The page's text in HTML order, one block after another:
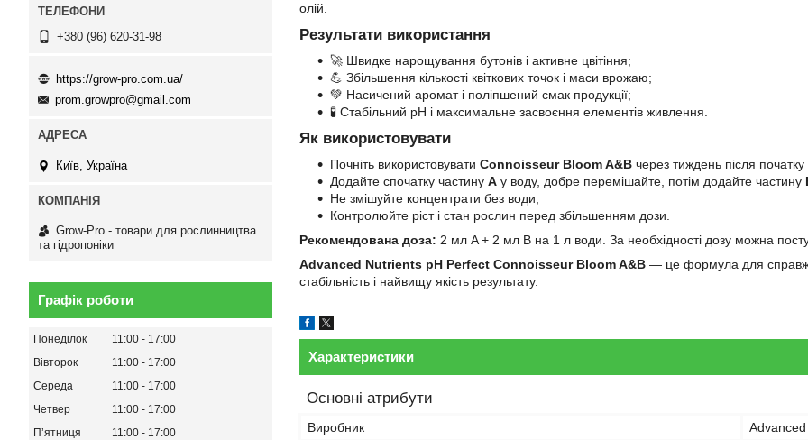
олій.
Результати використання
🚀 Швидке нарощування бутонів і активне цвітіння;
💪 Збільшення кількості квіткових точок і маси врожаю;
💚 Насичений аромат і поліпшений смак продукції;
🧪 Стабільний pH і максимальне засвоєння елементів живлення.
Як використовувати
Почніть використовувати Connoisseur Bloom A&B через тиждень після початку
Додайте спочатку частину A у воду, добре перемішайте, потім додайте частину
Не змішуйте концентрати без води;
Контролюйте ріст і стан рослин перед збільшенням дози.
Рекомендована доза: 2 мл A + 2 мл B на 1 л води. За необхідності дозу можна
Advanced Nutrients pH Perfect Connoisseur Bloom A&B — це формула для
стабільність і найвищу якість результату.
Характеристики
Основні атрибути
Виробник
+380 (96) 620-31-98
https://grow-pro.com.ua/
prom.growpro@gmail.com
Київ, Україна
Grow-Pro - товари для рослинництва
та гідропоніки
Графік роботи
Понеділок 11:00
17:00
Вівторок
11:00
17:00
Середа
11:00
17:00
Четвер
11:00
17:00
Пʼятниця
11:00
17:00